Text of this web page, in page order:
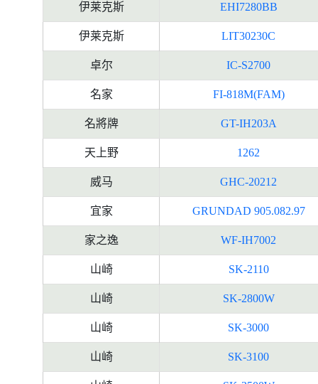
伊莱克斯 EHI7280BB
伊莱克斯 LIT30230C
卓尔 IC-S2700
名家 FI-818M(FAM)
名將牌 GT-IH203A
天上野 1262
威马 GHC-20212
宜家 GRUNDAD 905.082.97
家之逸 WF-IH7002
山崎 SK-2110
山崎 SK-2800W
山崎 SK-3000
山崎 SK-3100